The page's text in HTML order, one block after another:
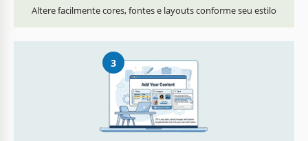
Altere facilmente cores, fontes e layouts conforme seu estilo
3